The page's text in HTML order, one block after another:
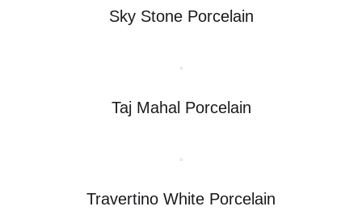
Sky Stone Porcelain
Taj Mahal Porcelain
Travertino White Porcelain